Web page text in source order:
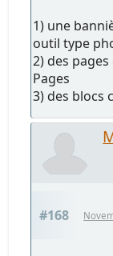
1) une
outil type
2) des
Pages
3) des blocs
#168